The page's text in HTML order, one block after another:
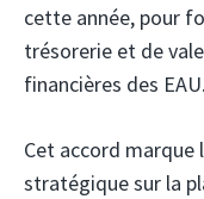
cette année, pour
trésorerie et de
financières des EAU.
Cet accord
stratégique sur la